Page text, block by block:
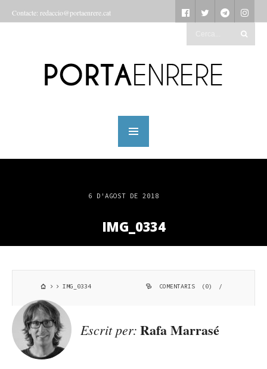
Contacte: redaccio@portaenrere.cat
6 D'AGOST DE 2018
IMG_0334
IMG_0334 COMENTARIS (0) /
Escrit per: Rafa Marrasé